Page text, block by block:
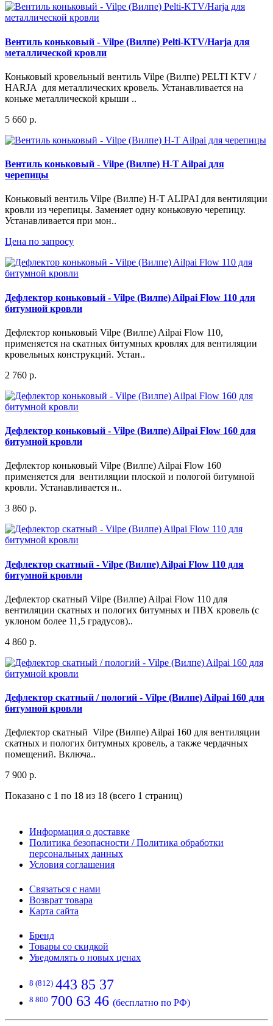
Вентиль коньковый - Vilpe (Вилпе) Pelti-KTV/Harja для
металлической кровли
Коньковый кровельный вентиль Vilpe (Вилпе) PELTI KTV /
HARJA для металлических кровель. Устанавливается на
коньке металлической крыши ..
5 660 р.
Вентиль коньковый - Vilpe (Вилпе) H-T Ailpai для
черепицы
Коньковый вентиль Vilpe (Вилпе) H-T ALIPAI для вентиляции
кровли из черепицы. Заменяет одну коньковую черепицу.
Устанавливается при мон..
Цена по запросу
Дефлектор коньковый - Vilpe (Вилпе) Ailpai Flow 110 для
битумной кровли
Дефлектор коньковый Vilpe (Вилпе) Ailpai Flow 110,
применяется на скатных битумных кровлях для вентиляции
кровельных конструкций. Устан..
2 760 р.
Дефлектор коньковый - Vilpe (Вилпе) Ailpai Flow 160 для
битумной кровли
Дефлектор коньковый Vilpe (Вилпе) Ailpai Flow 160
применяется для вентиляции плоской и пологой битумной
кровли. Устанавливается н..
3 860 р.
Дефлектор скатный - Vilpe (Вилпе) Ailpai Flow 110 для
битумной кровли
Дефлектор скатный Vilpe (Вилпе) Ailpai Flow 110 для
вентиляции скатных и пологих битумных и ПВХ кровель (с
уклоном более 11,5 градусов)..
4 860 р.
Дефлектор скатный / пологий - Vilpe (Вилпе) Ailpai 160 для
битумной кровли
Дефлектор скатный Vilpe (Вилпе) Ailpai 160 для вентиляции
скатных и пологих битумных кровель, а также чердачных
помещений. Включа..
7 900 р.
Показано с 1 по 18 из 18 (всего 1 страниц)
Информация о доставке
Политика безопасности / Политика обработки
персональных данных
Условия соглашения
Связаться с нами
Возврат товара
Карта сайта
Бренд
Товары со скидкой
Уведомлять о новых ценах
8 (812) 443 85 37
8 800 700 63 46 (бесплатно по РФ)